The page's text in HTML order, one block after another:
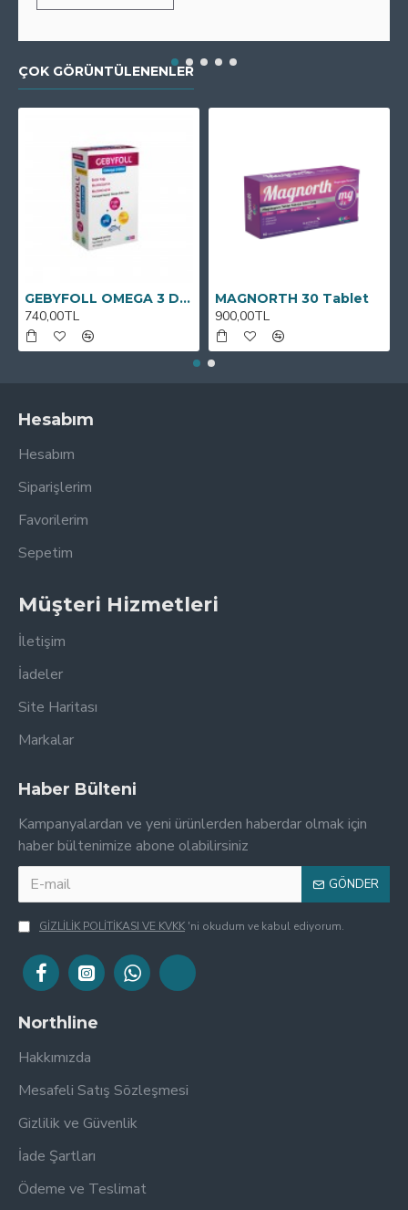
ÇOK GÖRÜNTÜLENENLER
GEBYFOLL OMEGA 3 DHA
740,00TL
MAGNORTH 30 Tablet
900,00TL
Hesabım
Hesabım
Siparişlerim
Favorilerim
Sepetim
Müşteri Hizmetleri
İletişim
İadeler
Site Haritası
Markalar
Haber Bülteni
Kampanyalardan ve yeni ürünlerden haberdar olmak için
haber bültenimize abone olabilirsiniz
GÖNDER
GİZLİLİK POLİTİKASI VE KVKK 'ni okudum ve kabul ediyorum.
Northline
Hakkımızda
Mesafeli Satış Sözleşmesi
Gizlilik ve Güvenlik
İade Şartları
Ödeme ve Teslimat